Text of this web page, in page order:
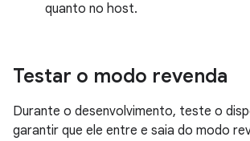
quanto no host.
Testar o modo revenda
Durante o desenvolvimento, teste o
garantir que ele entre e saia do modo